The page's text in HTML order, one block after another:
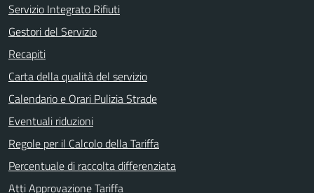
Servizio Integrato Rifiuti
Gestori del Servizio
Recapiti
Carta della qualità del servizio
Calendario e Orari Pulizia Strade
Eventuali riduzioni
Regole per il Calcolo della Tariffa
Percentuale di raccolta differenziata
Atti Approvazione Tariffa